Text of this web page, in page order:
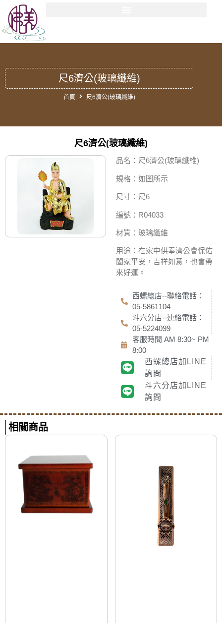
尺6濟公(玻璃纖維)
首頁 尺6濟公(玻璃纖維)
尺6濟公(玻璃纖維)
品名：尺6濟公(玻璃纖維)
規格：如圖所示
尺寸：尺6
編號：R04033
材質：玻璃纖維
用途：在家中供奉濟公會保佑
闔家平安，吉祥如意， 也會帶
來好運。
西螺總店--聯絡電話：
05-5861104
斗六分店--連絡電話：
05-5224099
客服時間 AM 8:30~ PM
8:00
西螺總店加LINE
詢問
斗六分店加LINE
詢問
相關商品